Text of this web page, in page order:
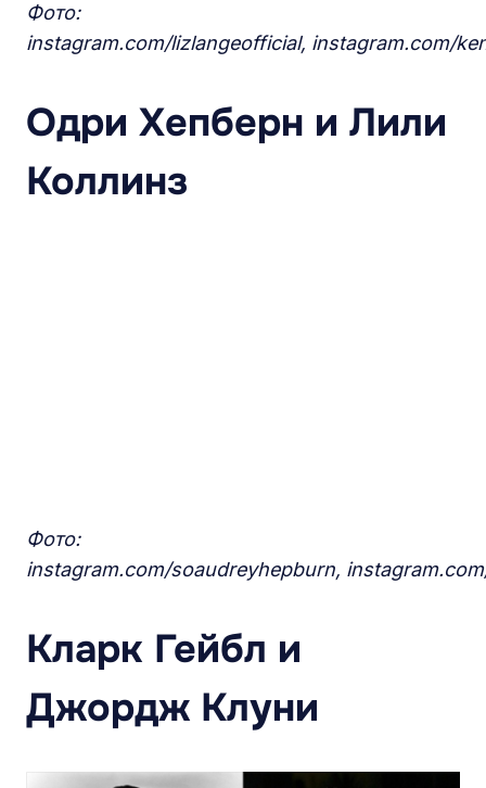
Фото:
instagram.com/lizlangeofficial, instagram.com/
Одри Хепберн и Лили
Коллинз
Фото:
instagram.com/soaudreyhepburn,
Кларк Гейбл и
Джордж Клуни